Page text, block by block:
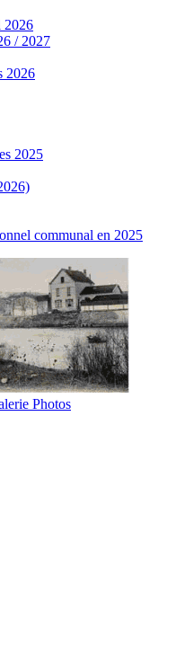
2026
/ 2027
2026
2025
communal en 2025
Photos